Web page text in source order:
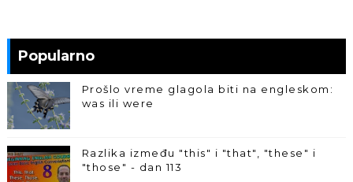
Popularno
Prošlo vreme glagola biti na engleskom:
was ili were
Razlika između "this" i "that", "these" i
"those" - dan 113